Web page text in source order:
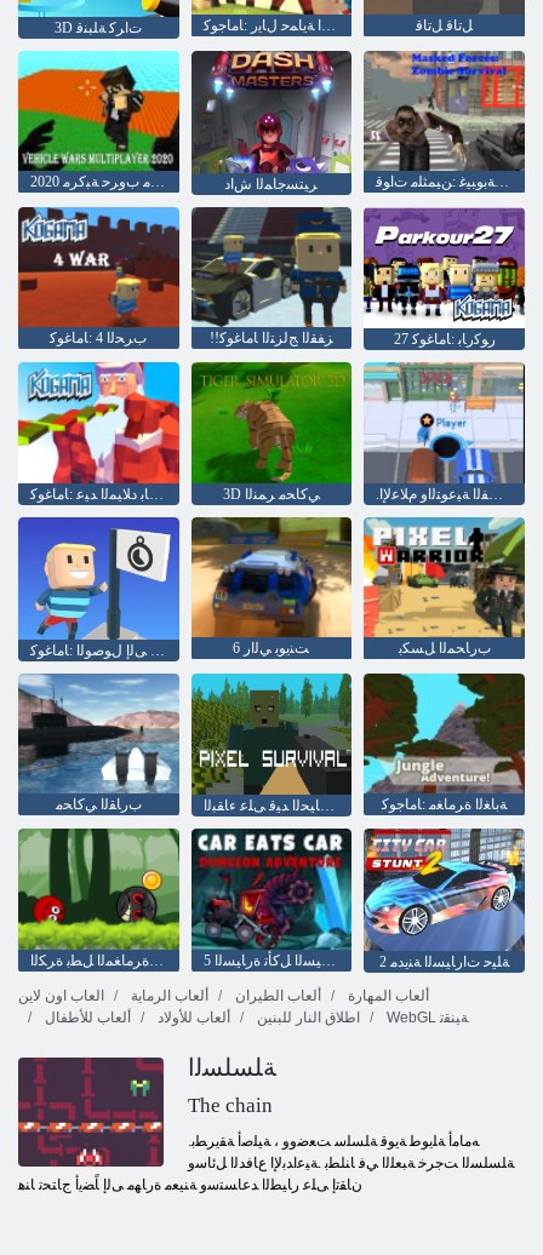
3D ﺕﺍﺮﻛ ﺔﻠﺒﻨﻗ ﺔﻴﺗﺎﺒﻨﻟﺍ ﻑﺎﻨﺻﻷ ﺍ ﺔﻳﺎﻤﺣ ﻝﺎﻳﺭ :ﺎﻣﺎﺟﻮﻛ ﻞﺗﺎﻗ ﻞﺗﺎﻗ
2020 ﺓﺩﺪﻌﺘﻣ ﺏﻭﺮﺣ ﺔﺒﻛﺮﻣ ﺮﻴﺘﺴﺟﺎﻤﻟﺍ ﺵﺍﺩ ﺓﺎﻴﺤﻟﺍ ﺪﻴﻗ ﻰﻠﻋ ءﺎﻘﺒﻟﺍ ﺔﺑﻮﺒﻴﻏ :ﻦﻴﻤﺜﻠﻣ ﺕﺍﻮﻗ
ﺏﺮﺤﻟﺍ 4 :ﺎﻣﺎﻏﻮﻛ !!ﺰﻔﻘﻟﺍ ﺞﻟﺰﺘﻟﺍ ﺎﻣﺎﻏﻮﻛ 27 ﺭﻮﻛﺭﺎﺑ :ﺎﻣﺎﻏﻮﻛ
ﺭﻮﻛﺭﺎﺑ ﺩﻼ ﻴﻤﻟﺍ ﺪﻴﻋ :ﺎﻣﺎﻏﻮﻛ 3D ﻲﻛﺎﺤﻣ ﺮﻤﻨﻟﺍ .ﺓﻮﺠﻔﻟﺍ ﺔﻴﻋﻮﺘﻟﺍﻭ ﻡﻼ ﻋﻹ ﺍ
6 ﺖﻨﻳﻮﺑ ﻲﻟﺍﺭ ﺏﺭﺎﺤﻤﻟﺍ ﻞﺴﻜﺑ
ﺏﺭﺎﻘﻟﺍ ﻲﻛﺎﺤﻣ ﻞﺴﻜﺑ ﺓﺎﻴﺤﻟﺍ ﺪﻴﻗ ﻰﻠﻋ ءﺎﻘﺒﻟﺍ ﺔﺑﺎﻐﻟﺍ ﺓﺮﻣﺎﻐﻣ :ﺎﻣﺎﺟﻮﻛ
ﺮﻤﺣﻷ ﺍ ﺪﺗﺮﺗ ﺓﺮﻜﻟﺍ :ﺓﺮﻣﺎﻐﻤﻟﺍ ﻞﻄﺑ ﺓﺮﻜﻟﺍ 5 ﺓﺭﺎﻴﺴﻟﺍ ﻞﻛﺄﺗ ﺓﺭﺎﻴﺴﻟﺍ
2 ﺔﻠﻴﺣ ﺕﺍﺭﺎﻴﺴﻟﺍ ﺔﻨﻳﺪﻣ
العاب اون لاين
ألعاب الرماية ألعاب الطيران
ألعاب المهارة
ألعاب للأطفال
ألعاب للأولاد اطلاق النار للبنين WebGL ﺔﻴﻨﻘﺗ
ﺔﻠﺴﻠﺴﻟﺍ
The chain
.ﻪﻣﺎﻣﺃ ﺔﻠﻳﻮﻃ ﺔﻳﻮﻗ ﺔﻠﺴﻠﺳ ﺖﻌﺿﻭﻭ ، ﺔﻴﻠﺻﺃ ﺔﻘﻳﺮﻄﺑ
ﺔﻠﺴﻠﺴﻟﺍ ﺖﺟﺮﺧ ﺔﺒﻌﻠﻟﺍ ﻲﻓ ﺎﻨﻠﻄﺑ .ﺔﻴﻋﺍﺪﺑﻹ ﺍ ﻉﺎﻓﺪﻟﺍ ﻞﺋﺎﺳﻭ
ﻥﺎﻘﺗﺇ ﻰﻠﻋ ﺭﺎﻴﻄﻟﺍ ﺪﻋﺎﺴﺘﺳﻭ ﺔﻨﻴﻌﻣ ﺓﺭﺎﻬﻣ ﻰﻟﺇ ﺎًﻀﻳﺃ ﺝﺎﺘﺤﺗ ﺎﻨﻫ